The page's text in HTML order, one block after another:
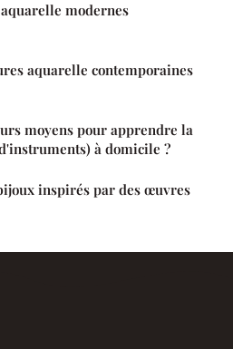
modernes
aquarelle contemporaines
moyens pour apprendre la
à domicile ?
inspirés par des œuvres